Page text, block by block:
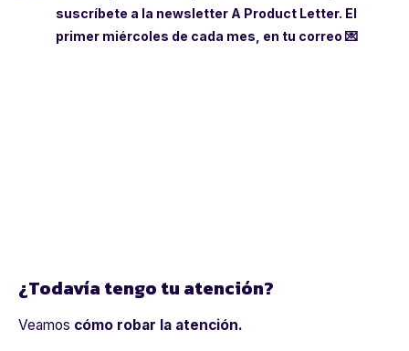
suscríbete a la newsletter A Product Letter. El
primer miércoles de cada mes, en tu correo 💌
¿Todavía tengo tu atención?
Veamos cómo robar la atención.